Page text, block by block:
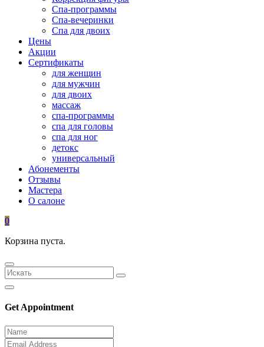
Спа-программы
Спа-вечеринки
Спа для двоих
Цены
Акции
Сертификаты
для женщин
для мужчин
для двоих
массаж
спа-программы
спа для головы
спа для ног
детокс
универсальный
Абонементы
Отзывы
Мастера
О салоне
0
Корзина пуста.
Get Appointment